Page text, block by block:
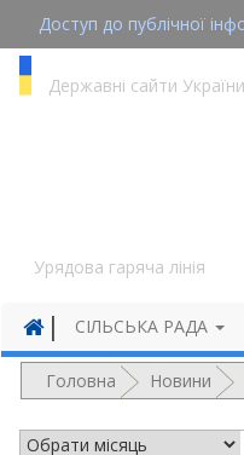
Доступ до публічної
Державні сайти України
Урядова гаряча лінія
СІЛЬСЬКА РАДА
Головна Новини
АРХІВ НОВИН